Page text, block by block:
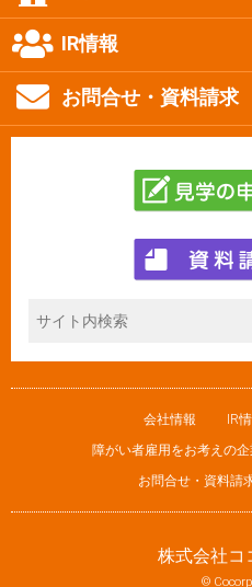
IR情報
お問合せ・資料請求
会社情報 IR
障がい者雇用をお考えの
お問合せ・資料請
株式会社コ
©